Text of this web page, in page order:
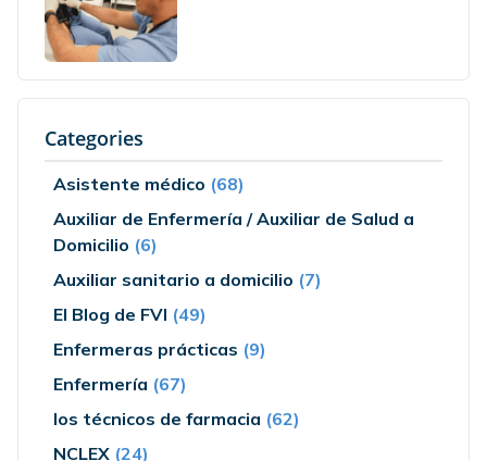
Categories
Asistente médico (68)
Auxiliar de Enfermería / Auxiliar de Salud a
Domicilio (6)
Auxiliar sanitario a domicilio (7)
El Blog de FVI (49)
Enfermeras prácticas (9)
Enfermería (67)
los técnicos de farmacia (62)
NCLEX (24)